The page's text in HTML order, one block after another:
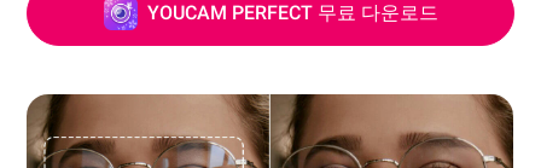
YOUCAM PERFECT 무료 다운로드